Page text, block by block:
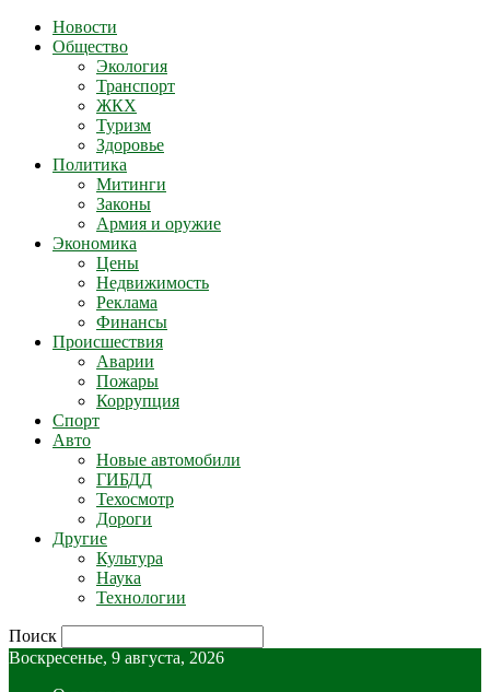
Новости
Общество
Экология
Транспорт
ЖКХ
Туризм
Здоровье
Политика
Митинги
Законы
Армия и оружие
Экономика
Цены
Недвижимость
Реклама
Финансы
Происшествия
Аварии
Пожары
Коррупция
Спорт
Авто
Новые автомобили
ГИБДД
Техосмотр
Дороги
Другие
Культура
Наука
Технологии
Поиск
Воскресенье, 9 августа, 2026